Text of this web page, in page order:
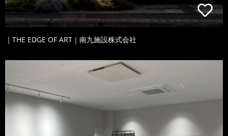
｜THE EDGE OF ART｜南九施設株式会社